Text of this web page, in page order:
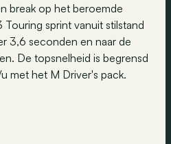
break op het beroemde
sprint vanuit stilstand
3,6 seconden en naar de
De topsnelheid is begrensd
met het M Driver's pack.